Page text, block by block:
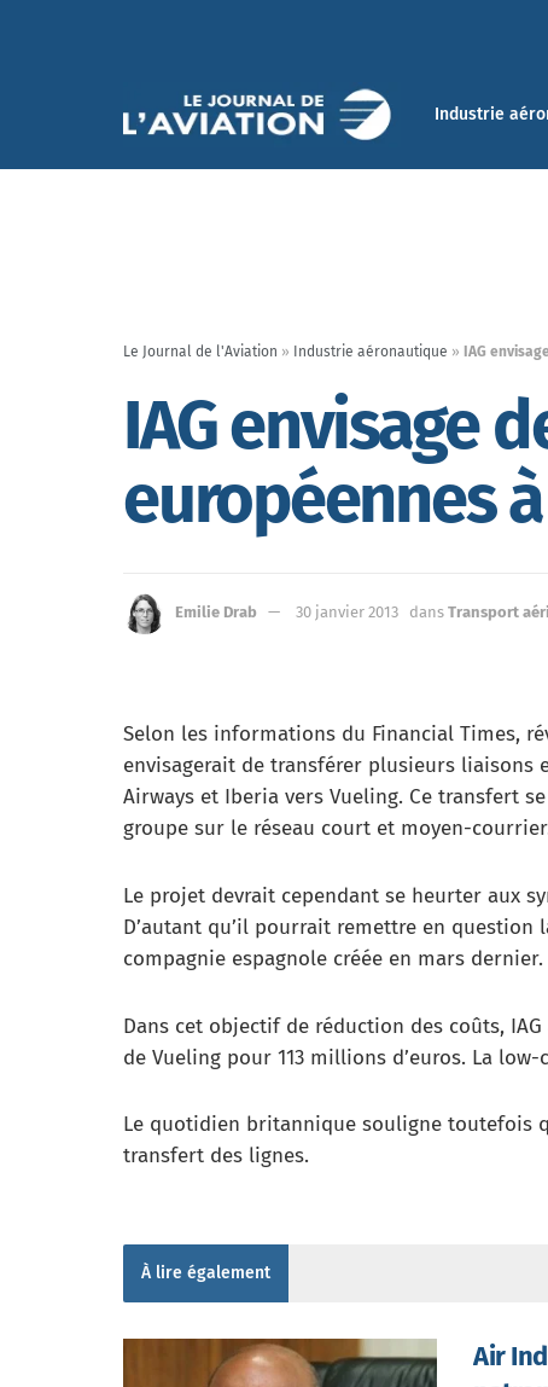
Industrie
Le Journal de l'Aviation » Industrie aéronautique » IAG
IAG envisage
européennes
Emilie Drab 30 janvier 2013 dans Transport
Selon les informations du Financial Times,
envisagerait de transférer plusieurs liaisons
Airways et Iberia vers Vueling. Ce transfert
groupe sur le réseau court et moyen-
Le projet devrait cependant se heurter aux
D’autant qu’il pourrait remettre en question
compagnie espagnole créée en mars dernier.
Dans cet objectif de réduction des coûts,
de Vueling pour 113 millions d’euros. La
Le quotidien britannique souligne toutefois
transfert des lignes.
À lire également
Air